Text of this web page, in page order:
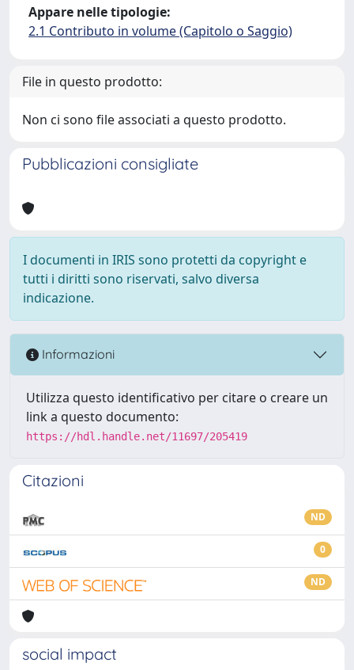
Appare nelle tipologie:
2.1 Contributo in volume (Capitolo o Saggio)
File in questo prodotto:
Non ci sono file associati a questo prodotto.
Pubblicazioni consigliate
I documenti in IRIS sono protetti da copyright e
tutti i diritti sono riservati, salvo diversa
indicazione.
Informazioni
Utilizza questo identificativo per citare o creare un
link a questo documento:
https://hdl.handle.net/11697/205419
Citazioni
ND
0
ND
social impact